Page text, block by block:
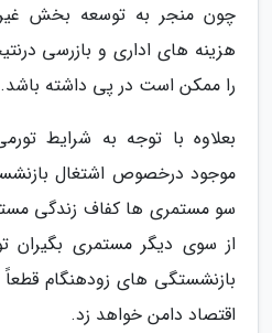
چون منجر به توسعه بخش
هزینه های اداری و بازرسی
را ممکن است در پی داشته باشد.
بعلاوه با توجه به شرایط
موجود درخصوص اشتغال
سو مستمری ها کفاف زندگی
از سوی دیگر مستمری بگیران
بازنشستگی های زودهنگام
اقتصاد دامن خواهد زد.